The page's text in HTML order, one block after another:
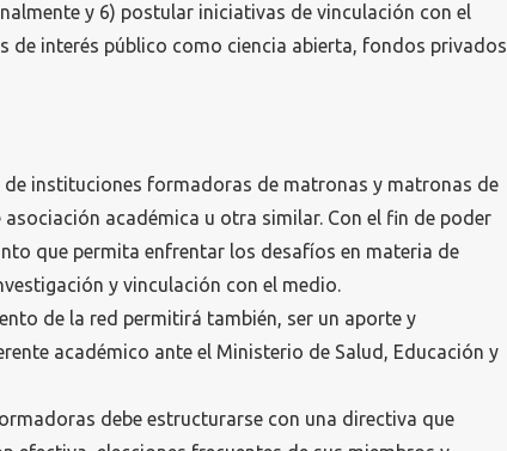
y 6) postular iniciativas de vinculación con el
de interés público como ciencia abierta, fondos privados
de instituciones formadoras de matronas y matronas de
asociación académica u otra similar. Con el fin de poder
que permita enfrentar los desafíos en materia de
y vinculación con el medio.
de la red permitirá también, ser un aporte y
académico ante el Ministerio de Salud, Educación y
debe estructurarse con una directiva que